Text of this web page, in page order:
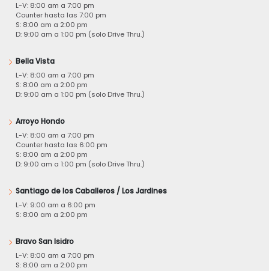
L-V: 8:00 am a 7:00 pm
Counter hasta las 7:00 pm
S: 8:00 am a 2:00 pm
D: 9:00 am a 1:00 pm (solo Drive Thru.)
Bella Vista
L-V: 8:00 am a 7:00 pm
S: 8:00 am a 2:00 pm
D: 9:00 am a 1:00 pm (solo Drive Thru.)
Arroyo Hondo
L-V: 8:00 am a 7:00 pm
Counter hasta las 6:00 pm
S: 8:00 am a 2:00 pm
D: 9:00 am a 1:00 pm (solo Drive Thru.)
Santiago de los Caballeros / Los Jardines
L-V: 9:00 am a 6:00 pm
S: 8:00 am a 2:00 pm
Bravo San Isidro
L-V: 8:00 am a 7:00 pm
S: 8:00 am a 2:00 pm